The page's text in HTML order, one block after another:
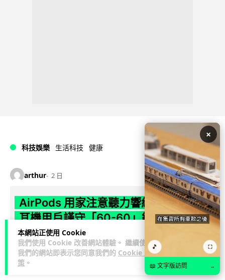
本網站正使用 Cookie
我們使用 Cookie 改善網站體驗。 繼續使用
我們的網站即表示您同意我們的 Cookie 政
策 。
科技娛樂 生活科技 健康
arthur 2 日
AirPods 用家注意聽力響紅燈 醫學界籲
耳機用戶謹守「60-60」鐵律
長時間高音量佩戴耳機可能導致永久性噪音性聽損。本文盤點 4
大聽力受損警號，介紹科學護耳的「60-60 原則」及 Apple 內
置防護功能，...
×
🎵 ⛶
📖 文字版訪問 →